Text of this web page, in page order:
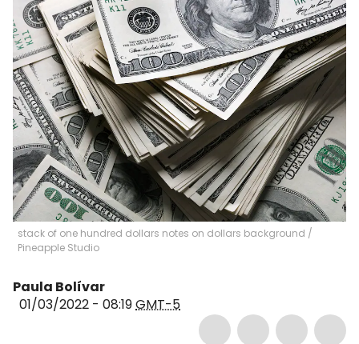
stack of one hundred dollars notes on dollars background /
Pineapple Studio
Paula Bolívar
01/03/2022 - 08:19GMT-5